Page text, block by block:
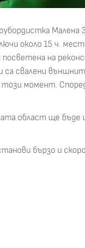
Малена
около 15 ч.
на
са свалени
момент.
област ще бъде
бързо и